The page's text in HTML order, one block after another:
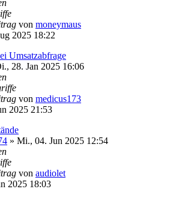
von moneymaus
2025 18:22
Umsatzabfrage
28. Jan 2025 16:06
von medicus173
2025 21:53
» Mi., 04. Jun 2025 12:54
von audiolet
2025 18:03